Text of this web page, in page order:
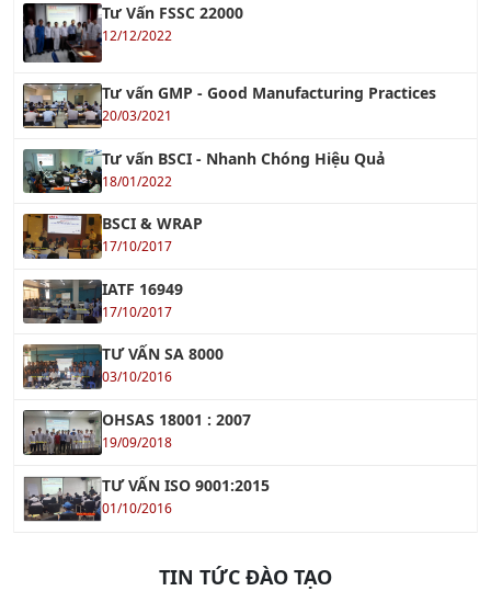
Tư Vấn FSSC 22000
12/12/2022
Tư vấn GMP - Good Manufacturing Practices
20/03/2021
Tư vấn BSCI - Nhanh Chóng Hiệu Quả
18/01/2022
BSCI & WRAP
17/10/2017
IATF 16949
17/10/2017
TƯ VẤN SA 8000
03/10/2016
OHSAS 18001 : 2007
19/09/2018
TƯ VẤN ISO 9001:2015
01/10/2016
TIN TỨC ĐÀO TẠO